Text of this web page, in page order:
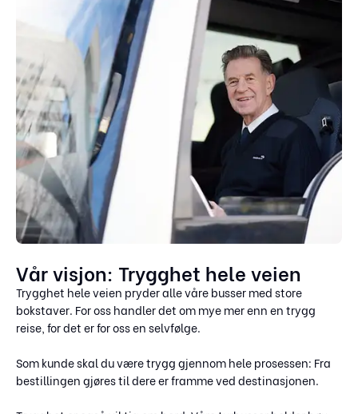
Vår visjon: Trygghet hele veien
Trygghet hele veien pryder alle våre busser med store
bokstaver. For oss handler det om mye mer enn en trygg
reise, for det er for oss en selvfølge.
Som kunde skal du være trygg gjennom hele prosessen: Fra
bestillingen gjøres til dere er framme ved destinasjonen.